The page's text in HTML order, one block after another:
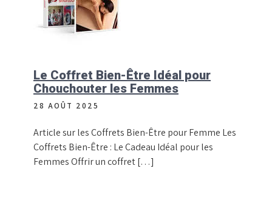
Le Coffret Bien-Être Idéal pour
Chouchouter les Femmes
28 AOÛT 2025
Article sur les Coffrets Bien-Être pour Femme Les
Coffrets Bien-Être : Le Cadeau Idéal pour les
Femmes Offrir un coffret […]